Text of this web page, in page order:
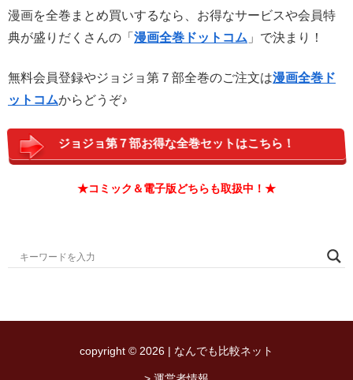
漫画を全巻まとめ買いするなら、お得なサービスや会員特
典が盛りだくさんの「 漫画全巻ドットコム 」で決まり！
無料会員登録やジョジョ第７部全巻のご注文は漫画全巻ド
ットコムからどうぞ♪
ジョジョ第７部お得な全巻セットはこちら！
★コミック＆電子版どちらも取扱中！★
copyright © 2026 | なんでも比較ネット